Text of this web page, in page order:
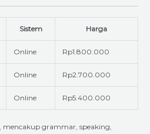
Sistem Harga
Online Rp1.800.000
Online Rp2.700.000
Online Rp5.400.000
, mencakup grammar, speaking,